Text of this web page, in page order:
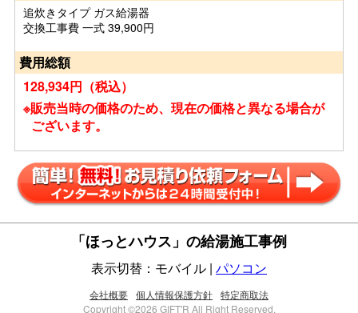
追炊きタイプ ガス給湯器
交換工事費 一式 39,900円
費用総額
128,934円（税込）
※販売当時の価格のため、現在の価格と異なる場合が
ございます。
「ほっとハウス」の給湯施工事例
表示切替：モバイル | パソコン
会社概要 個人情報保護方針 特定商取法
Copyright ©2026 GIFT'R All Right Reserved.